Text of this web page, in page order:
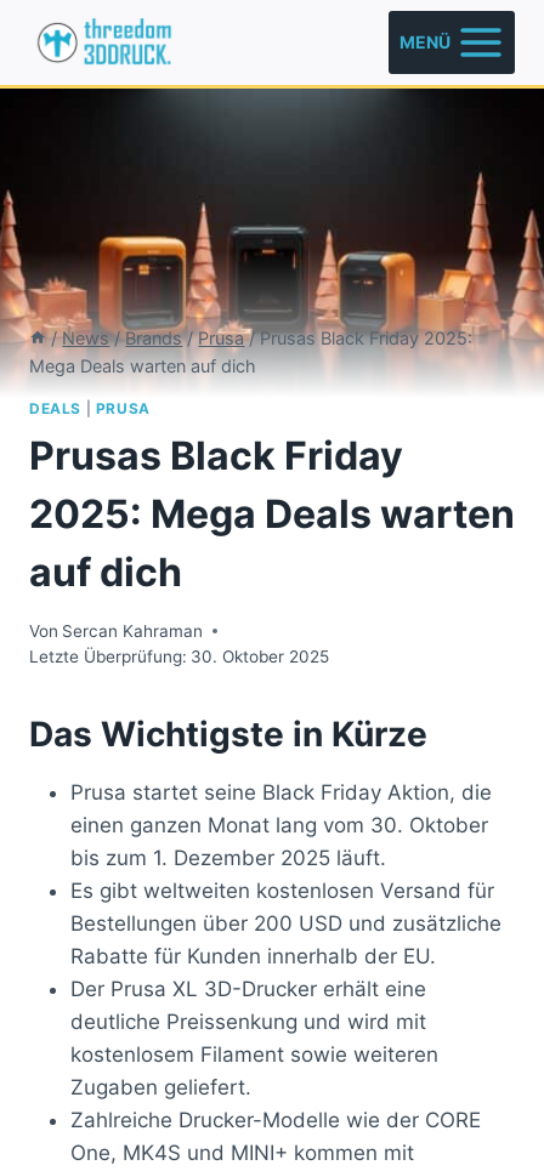
Inhalt
springen
MENÜ
/ News / Brands / Prusa / Prusas Black Friday 2025:
Mega Deals warten auf dich
DEALS PRUSA
Prusas Black Friday
2025: Mega Deals warten
auf dich
Von Sercan Kahraman
Letzte Überprüfung: 30. Oktober 2025
Das Wichtigste in Kürze
Prusa startet seine Black Friday Aktion, die
einen ganzen Monat lang vom 30. Oktober
bis zum 1. Dezember 2025 läuft.
Es gibt weltweiten kostenlosen Versand für
Bestellungen über 200 USD und zusätzliche
Rabatte für Kunden innerhalb der EU.
Der Prusa XL 3D-Drucker erhält eine
deutliche Preissenkung und wird mit
kostenlosem Filament sowie weiteren
Zugaben geliefert.
Zahlreiche Drucker-Modelle wie der CORE
One, MK4S und MINI+ kommen mit